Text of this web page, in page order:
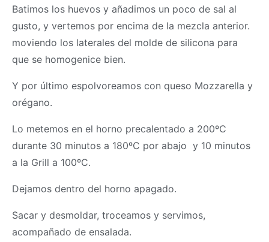
Batimos los huevos y añadimos un poco de sal al
gusto, y vertemos por encima de la mezcla anterior.
moviendo los laterales del molde de silicona para
que se homogenice bien.
Y por último espolvoreamos con queso Mozzarella y
orégano.
Lo metemos en el horno precalentado a 200ºC
durante 30 minutos a 180ºC por abajo y 10 minutos
a la Grill a 100ºC.
Dejamos dentro del horno apagado.
Sacar y desmoldar, troceamos y servimos,
acompañado de ensalada.